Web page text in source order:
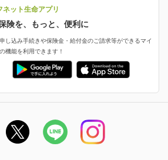
ました！
類
る
お手続き・サービス
求
るご案内
者さまへ
ページ
note
ネット生命アプリ
険を、もっと、便利に
し込み手続きや保険金・給付金のご請求等ができるマイ
機能を利用できます！